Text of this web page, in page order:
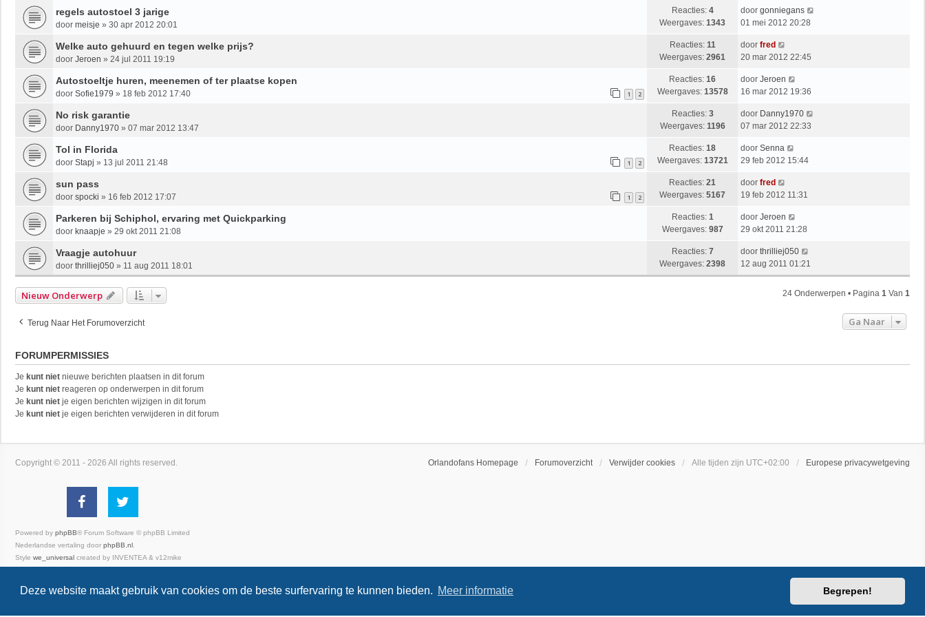
Deze website maakt gebruik van cookies om de beste surfervaring te kunnen bieden. Meer informatie Begrepen!
regels autostoel 3 jarige
door meisje » 30 apr 2012 20:01
Reacties: 4
Weergaves: 1343
door gonniegans
01 mei 2012 20:28
Welke auto gehuurd en tegen welke prijs?
door Jeroen » 24 jul 2011 19:19
Reacties: 11
Weergaves: 2961
door fred
20 mar 2012 22:45
Autostoeltje huren, meenemen of ter plaatse kopen
door Sofie1979 » 18 feb 2012 17:40 1 2
Reacties: 16
Weergaves: 13578
door Jeroen
16 mar 2012 19:36
No risk garantie
door Danny1970 » 07 mar 2012 13:47
Reacties: 3
Weergaves: 1196
door Danny1970
07 mar 2012 22:33
Tol in Florida
door Stapj » 13 jul 2011 21:48 1 2
Reacties: 18
Weergaves: 13721
door Senna
29 feb 2012 15:44
sun pass
door spocki » 16 feb 2012 17:07 1 2
Reacties: 21
Weergaves: 5167
door fred
19 feb 2012 11:31
Parkeren bij Schiphol, ervaring met Quickparking
door knaapje » 29 okt 2011 21:08
Reacties: 1
Weergaves: 987
door Jeroen
29 okt 2011 21:28
Vraagje autohuur
door thrilliej050 » 11 aug 2011 18:01
Reacties: 7
Weergaves: 2398
door thrilliej050
12 aug 2011 01:21
Nieuw Onderwerp 24 Onderwerpen • Pagina 1 Van 1
Terug Naar Het Forumoverzicht Ga Naar
FORUMPERMISSIES
Je kunt niet nieuwe berichten plaatsen in dit forum
Je kunt niet reageren op onderwerpen in dit forum
Je kunt niet je eigen berichten wijzigen in dit forum
Je kunt niet je eigen berichten verwijderen in dit forum
Orlandofans Homepage Forumoverzicht Verwijder cookies Alle tijden zijn UTC+02:00 Europese privacywetgeving
Copyright © 2011 - 2026 All rights reserved.
Powered by phpBB® Forum Software © phpBB Limited
Nederlandse vertaling door phpBB.nl
Style we_universal created by INVENTEA & v12mike